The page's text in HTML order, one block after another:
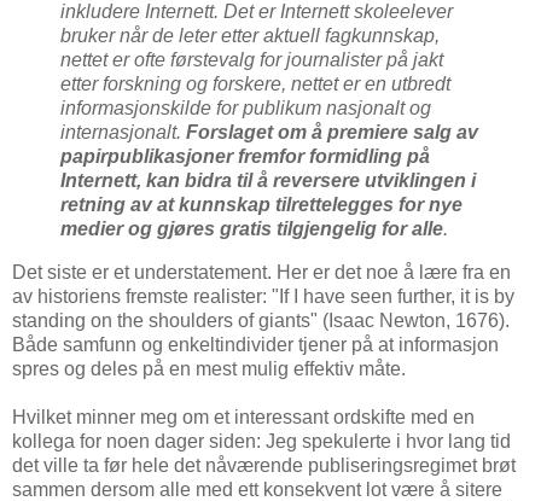
inkludere Internett. Det er Internett skoleelever
bruker når de leter etter aktuell fagkunnskap,
nettet er ofte førstevalg for journalister på jakt
etter forskning og forskere, nettet er en utbredt
informasjonskilde for publikum nasjonalt og
internasjonalt. Forslaget om å premiere salg av
papirpublikasjoner fremfor formidling på
Internett, kan bidra til å reversere utviklingen i
retning av at kunnskap tilrettelegges for nye
medier og gjøres gratis tilgjengelig for alle.
Det siste er et understatement. Her er det noe å lære fra en
av historiens fremste realister: "If I have seen further, it is by
standing on the shoulders of giants" (Isaac Newton, 1676).
Både samfunn og enkeltindivider tjener på at informasjon
spres og deles på en mest mulig effektiv måte.
Hvilket minner meg om et interessant ordskifte med en
kollega for noen dager siden: Jeg spekulerte i hvor lang tid
det ville ta før hele det nåværende publiseringsregimet brøt
sammen dersom alle med ett konsekvent lot være å sitere